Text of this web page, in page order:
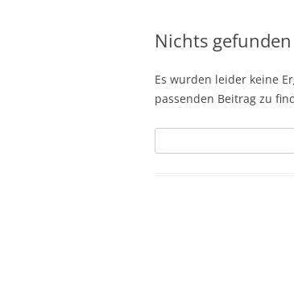
Nichts gefunden
Es wurden leider keine
passenden Beitrag zu
nach: